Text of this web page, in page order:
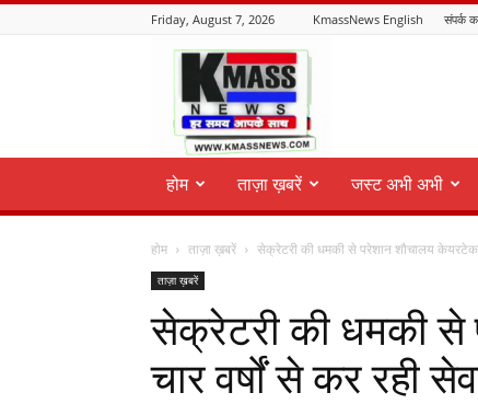
Friday, August 7, 2026 KmassNews English संपर्क
KmassNews
होम ताज़ा ख़बरें जस्ट अभी अभी
होम ताज़ा ख़बरें सेक्रेटरी की धमकी से परेशान शौचालय
ताज़ा ख़बरें
सेक्रेटरी की धमकी
चार वर्षों से कर रही